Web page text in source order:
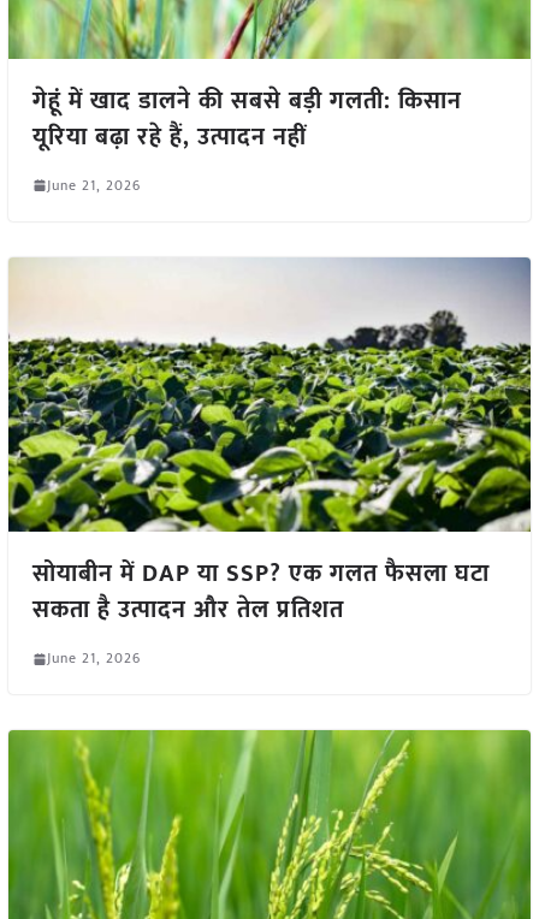
गेहूं में खाद डालने की सबसे बड़ी गलती: किसान
यूरिया बढ़ा रहे हैं, उत्पादन नहीं
June 21, 2026
सोयाबीन में DAP या SSP? एक गलत फैसला घटा
सकता है उत्पादन और तेल प्रतिशत
June 21, 2026